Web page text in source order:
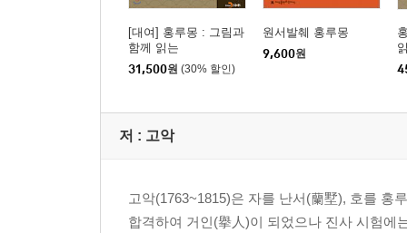
[대여] 홍루몽 : 그림과
함께 읽는
31,500원 (30% 할인)
원서발췌 홍루몽
9,600원
저 : 고악
고악(1763~1815)은 자를 난서(蘭墅), 호를 홍
합격하여 거인(擧人)이 되었으나 진사 시험에